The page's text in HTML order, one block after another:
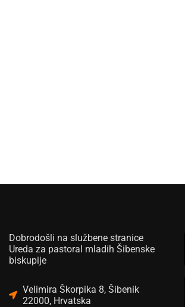
Dobrodošli na službene stranice
Ureda za pastoral mladih Šibenske
biskupije
Velimira Škorpika 8, Šibenik
22000, Hrvatska